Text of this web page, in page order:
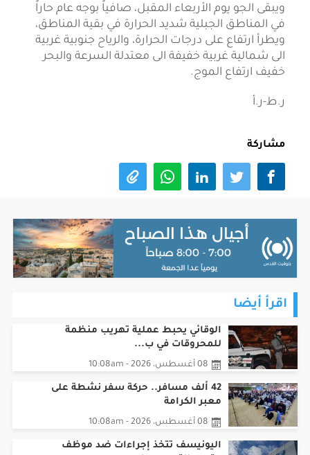
ويبقى الجو يوم الأربعاء المقبل، صافياً بوجه عام حاراً
في المناطق الجبلية شديد الحرارة في بقية المناطق،
ويطرأ ارتفاع على درجات الحرارة، والرياح جنوبية غربية
الى شمالية غربية خفيفة الى معتدلة السرعة والبحر
خفيف ارتفاع الموج.
ر.ط-ر.أ
مشاركة
اقرأ أيضا
الوقائي يحبط عملية تهريب منظمة
للمحروقات في ب...
08 أغسطس، 2026 - 10:08am
42 ألف مسافر.. حركة سفر نشطة على
معبر الكرامة
08 أغسطس، 2026 - 10:08am
اليونيسف تتخذ إجراءات ضد موظف